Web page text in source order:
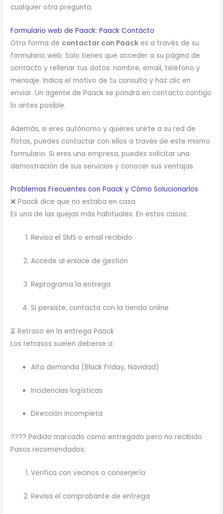
cualquier otra pregunta.
Formulario web de Paack: Paack Contácto
Otra forma de contactar con Paack es a través de su
formulario web. Solo tienes que acceder a su página de
contacto y rellenar tus datos: nombre, email, teléfono y
mensaje. Indica el motivo de tu consulta y haz clic en
enviar. Un agente de Paack se pondrá en contacto contigo
lo antes posible.
Además, si eres autónomo y quieres unirte a su red de
flotas, puedes contactar con ellos a través de este mismo
formulario. Si eres una empresa, puedes solicitar una
demostración de sus servicios y conocer sus ventajas.
Problemas Frecuentes con Paack y Cómo Solucionarlos
❌ Paack dice que no estaba en casa
Es una de las quejas más habituales. En estos casos:
Revisa el SMS o email recibido
Accede al enlace de gestión
Reprograma la entrega
Si persiste, contacta con la tienda online
⏳ Retraso en la entrega Paack
Los retrasos suelen deberse a:
Alta demanda (Black Friday, Navidad)
Incidencias logísticas
Dirección incompleta
???? Pedido marcado como entregado pero no recibido
Pasos recomendados:
Verifica con vecinos o conserjería
Revisa el comprobante de entrega